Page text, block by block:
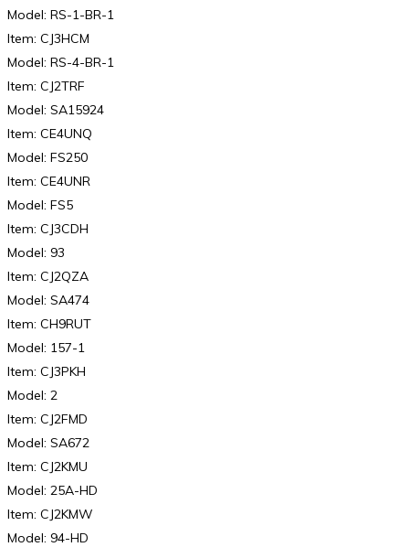
Model: RS-1-BR-1
Item: CJ3HCM
Model: RS-4-BR-1
Item: CJ2TRF
Model: SA15924
Item: CE4UNQ
Model: FS250
Item: CE4UNR
Model: FS5
Item: CJ3CDH
Model: 93
Item: CJ2QZA
Model: SA474
Item: CH9RUT
Model: 157-1
Item: CJ3PKH
Model: 2
Item: CJ2FMD
Model: SA672
Item: CJ2KMU
Model: 25A-HD
Item: CJ2KMW
Model: 94-HD